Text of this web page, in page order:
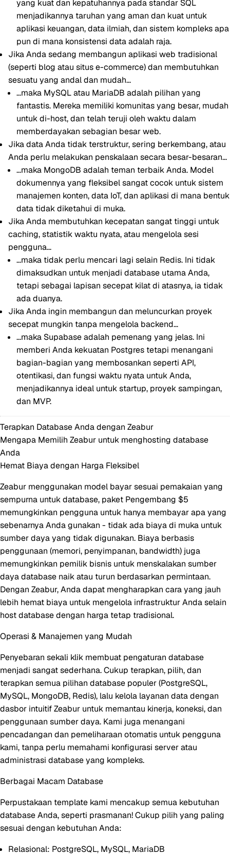
yang kuat dan kepatuhannya pada standar SQL
menjadikannya taruhan yang aman dan kuat untuk
aplikasi keuangan, data ilmiah, dan sistem kompleks apa
pun di mana konsistensi data adalah raja.
Jika Anda sedang membangun aplikasi web tradisional
(seperti blog atau situs e-commerce) dan membutuhkan
sesuatu yang andal dan mudah...
...maka MySQLatau MariaDB adalah pilihan yang
fantastis. Mereka memiliki komunitas yang besar, mudah
untuk di-host, dan telah teruji oleh waktu dalam
memberdayakan sebagian besar web.
Jika data Anda tidak terstruktur, sering berkembang, atau
Anda perlu melakukan penskalaan secara besar-besaran...
...maka MongoDB adalah teman terbaik Anda. Model
dokumennya yang fleksibel sangat cocok untuk sistem
manajemen konten, data IoT, dan aplikasi di mana bentuk
data tidak diketahui di muka.
Jika Anda membutuhkan kecepatan sangat tinggi untuk
caching, statistik waktu nyata, atau mengelola sesi
pengguna...
...maka tidak perlu mencari lagi selain Redis. Ini tidak
dimaksudkan untuk menjadi database utama Anda,
tetapi sebagai lapisan secepat kilat di atasnya, ia tidak
ada duanya.
Jika Anda ingin membangun dan meluncurkan proyek
secepat mungkin tanpa mengelola backend...
...maka Supabaseadalah pemenang yang jelas. Ini
memberi Anda kekuatan Postgres tetapi menangani
bagian-bagian yang membosankan seperti API,
otentikasi, dan fungsi waktu nyata untuk Anda,
menjadikannya ideal untuk startup, proyek sampingan,
dan MVP.
Terapkan Database Anda dengan Zeabur
Mengapa Memilih Zeabur untuk menghosting database
Anda
Hemat Biaya dengan Harga Fleksibel
Zeabur menggunakan model bayar sesuai pemakaian yang
sempurna untuk database, paket Pengembang $5
memungkinkan pengguna untuk hanya membayar apa yang
sebenarnya Anda gunakan - tidak ada biaya di muka untuk
sumber daya yang tidak digunakan. Biaya berbasis
penggunaan (memori, penyimpanan, bandwidth) juga
memungkinkan pemilik bisnis untuk menskalakan sumber
daya database naik atau turun berdasarkan permintaan.
Dengan Zeabur, Anda dapat mengharapkan cara yang jauh
lebih hemat biaya untuk mengelola infrastruktur Anda selain
host database dengan harga tetap tradisional.
Operasi & Manajemen yang Mudah
Penyebaran sekali klik membuat pengaturan database
menjadi sangat sederhana. Cukup terapkan, pilih, dan
terapkan semua pilihan database populer (PostgreSQL,
MySQL, MongoDB, Redis), lalu kelola layanan data dengan
dasbor intuitif Zeabur untuk memantau kinerja, koneksi, dan
penggunaan sumber daya. Kami juga menangani
pencadangan dan pemeliharaan otomatis untuk pengguna
kami, tanpa perlu memahami konfigurasi server atau
administrasi database yang kompleks.
Berbagai Macam Database
Perpustakaan template kami mencakup semua kebutuhan
database Anda, seperti prasmanan! Cukup pilih yang paling
sesuai dengan kebutuhan Anda:
Relasional: PostgreSQL, MySQL, MariaDB